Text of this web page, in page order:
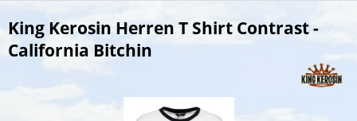
King Kerosin Herren T Shirt Contrast -
California Bitchin